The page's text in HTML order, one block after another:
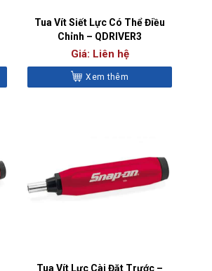
Tua Vít Siết Lực Có Thể Điều
Chỉnh – QDRIVER3
Giá: Liên hệ
Xem thêm
Tua Vít Lực Cài Đặt Trước –